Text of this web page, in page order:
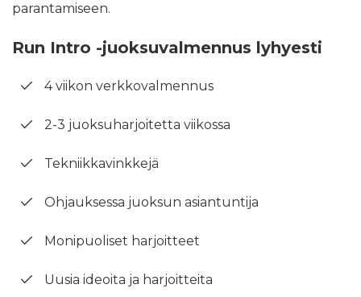
parantamiseen.
Run Intro -juoksuvalmennus lyhyesti
4 viikon verkkovalmennus
2-3 juoksuharjoitetta viikossa
Tekniikkavinkkejä
Ohjauksessa juoksun asiantuntija
Monipuoliset harjoitteet
Uusia ideoita ja harjoitteita